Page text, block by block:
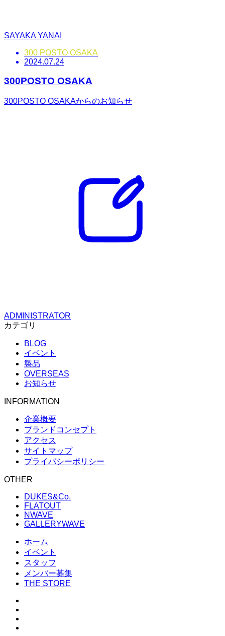
SAYAKA YANAI
300 POSTO OSAKA
2024.07.24
300POSTO OSAKA
300POSTO OSAKAからのお知らせ
ADMINISTRATOR
カテゴリ
BLOG
イベント
製品
OVERSEAS
お知らせ
INFORMATION
企業概要
ブランドコンセプト
アクセス
サイトマップ
プライバシーポリシー
OTHER
DUKES&Co.
FLATOUT
NWAVE
GALLERYWAVE
ホーム
イベント
スタッフ
メンバー募集
THE STORE